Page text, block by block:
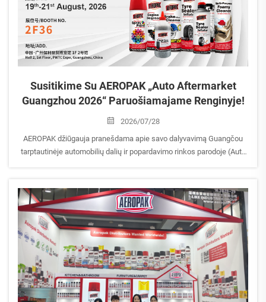
Susitikime Su AEROPAK „Auto Aftermarket
Guangzhou 2026“ Paruošiamajame Renginyje!
2026/07/28
AEROPAK džiūgauja pranešdama apie savo dalyvavimą Guangčou
tarptautinėje automobilių dalių ir popardavimo rinkos parodoje (Auto
aerosolinius sprendimus automobilių priežiūrai, buities reikmėms ir
kt...